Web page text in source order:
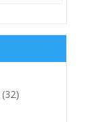
(32)